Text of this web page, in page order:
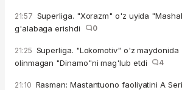
21:57 Superliga. "Xorazm" o'z uyida
g'alabaga erishdi
0
21:25 Superliga. "Lokomotiv" o'z maydonida
olinmagan "Dinamo"ni mag'lub etdi
4
21:10 Rasman: Mastantuono faoliyatini A